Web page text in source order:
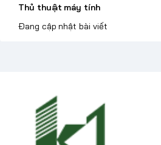
Thủ thuật máy tính
Đang cập nhật bài viết